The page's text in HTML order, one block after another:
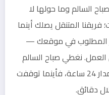
السالم وما حولها لا
فريقنا المتنقل يصلك أينما
المطلوب في موقعك —
نغطي صباح السالم
وجميع المناطق المجاورة على مدار 24 ساعة، فأينما توقفت
دقائق.